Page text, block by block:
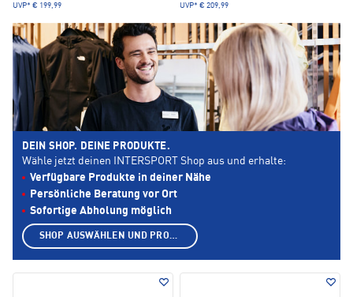
UVP* € 199,99 UVP* € 209,99
DEIN SHOP. DEINE PRODUKTE.
Wähle jetzt deinen INTERSPORT Shop aus und erhalte:
Verfügbare Produkte in deiner Nähe
Persönliche Beratung vor Ort
Sofortige Abholung möglich
SHOP AUSWÄHLEN UND PRODUKTE ANZEIGEN